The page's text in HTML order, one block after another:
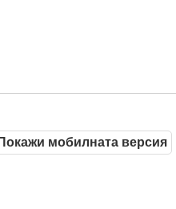
Покажи мобилната версия